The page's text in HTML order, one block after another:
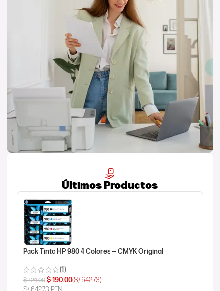
Últimos Productos
Pack Tinta HP 980 4 Colores — CMYK Original
(1)
$224.00 $190.00(S/ 642.73)
S/ 642.73 PEN